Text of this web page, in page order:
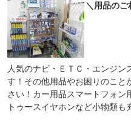
＼用品のご
人気のナビ・ＥＴＣ・エンジン
す！その他用品やお困りのこと
さい！カー用品スマートフォン
トゥースイヤホンなど小物類も